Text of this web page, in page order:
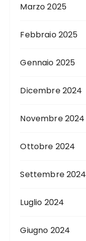
Marzo 2025
Febbraio 2025
Gennaio 2025
Dicembre 2024
Novembre 2024
Ottobre 2024
Settembre 2024
Luglio 2024
Giugno 2024